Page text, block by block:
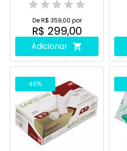
De R$ 359,00 por
R$ 299,00
Adicionar
40%